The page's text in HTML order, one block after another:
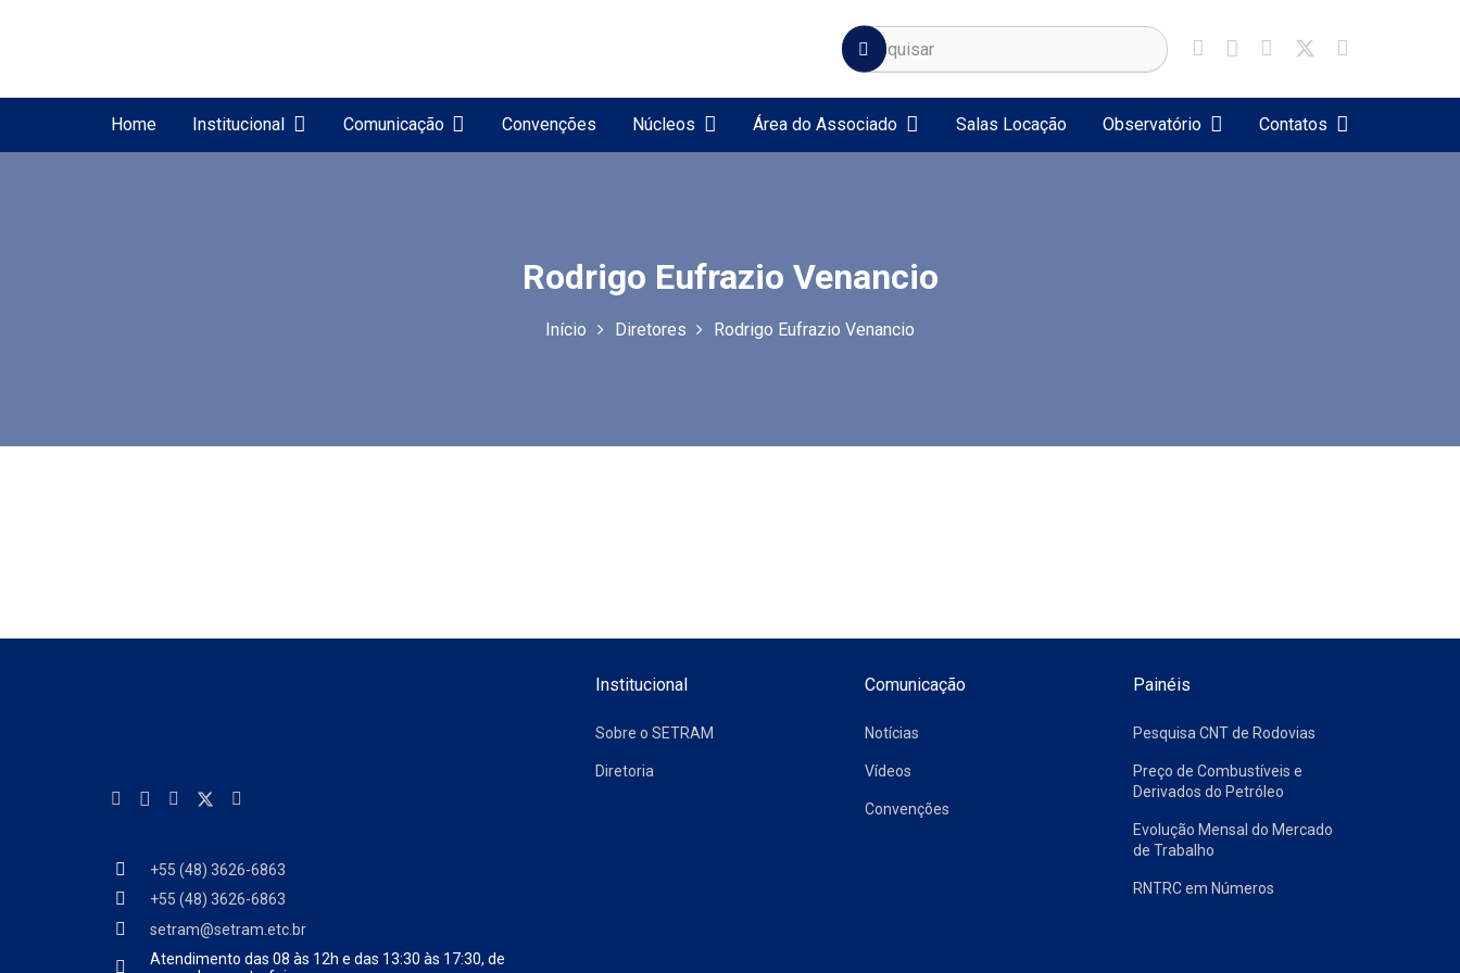
Home Institucional Comunicação Convenções Núcleos Área do Associado Salas Locação Observatório Contatos
Rodrigo Eufrazio Venancio
Início Diretores Rodrigo Eufrazio Venancio
+55 (48) 3626-6863
+55 (48) 3626-6863
setram@setram.etc.br
Atendimento das 08 às 12h e das 13:30 às 17:30, de
Institucional
Sobre o SETRAM
Diretoria
Comunicação
Notícias
Vídeos
Convenções
Painéis
Pesquisa CNT de Rodovias
Preço de Combustíveis e
Derivados do Petróleo
Evolução Mensal do Mercado
de Trabalho
RNTRC em Números